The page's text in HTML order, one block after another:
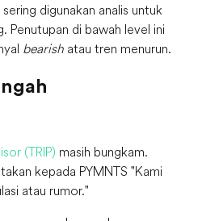
digunakan analis untuk
Penutupan di bawah level ini
bearish atau tren menurun.
(TRIP) masih bungkam.
kepada PYMNTS "Kami
atau rumor."